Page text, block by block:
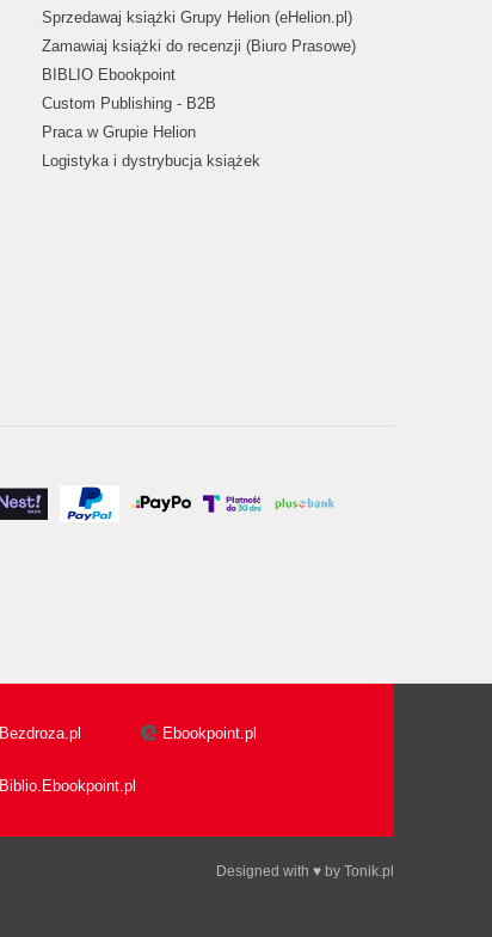
Sprzedawaj książki Grupy Helion (eHelion.pl)
Zamawiaj książki do recenzji (Biuro Prasowe)
BIBLIO Ebookpoint
Custom Publishing - B2B
Praca w Grupie Helion
Logistyka i dystrybucja książek
Bezdroza.pl Ebookpoint.pl
Biblio.Ebookpoint.pl
Designed with ♥ by Tonik.pl